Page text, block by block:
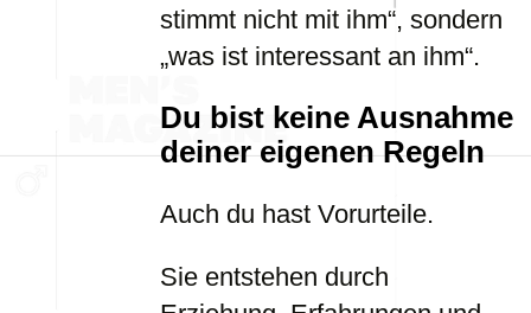
stimmt nicht mit ihm“, sondern
„was ist interessant an ihm“.
Du bist keine Ausnahme
deiner eigenen Regeln
Auch du hast Vorurteile.
Sie entstehen durch